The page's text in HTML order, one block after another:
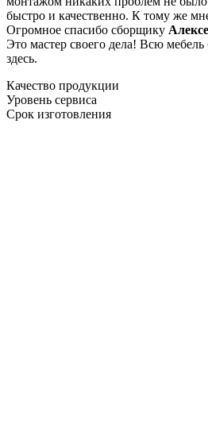
быстро и качественно. К тому же
Огромное спасибо сборщику
Это мастер своего дела! Всю мебель
здесь.
Качество продукции
Уровень сервиса
Срок изготовления